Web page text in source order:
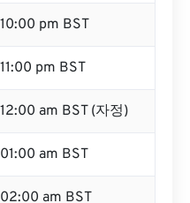
10:00 pm BST
11:00 pm BST
12:00 am BST (자정)
01:00 am BST
02:00 am BST